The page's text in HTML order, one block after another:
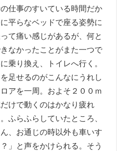
仕事のすいている時間だか
平らなベッドで座る姿勢に
て痛い感じがあるが、何と
なかったことがまた一つで
乗り換え、トイレへ行く。
足せるのがこんなにうれし
アを一周。およそ２００ｍ
けで動くのはかなり疲れ
ふらふらしていたところ、
、お通じの時以外も車いす
」と声をかけられる。そう